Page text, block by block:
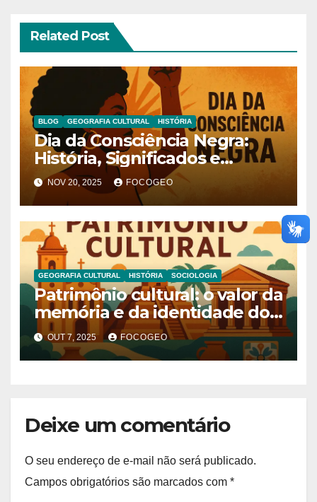
Related Post
BLOG GEOGRAFIA CULTURAL HISTÓRIA
Dia da Consciência Negra:
História, Significados e
Debates Atuais
NOV 20, 2025 FOCOGEO
GEOGRAFIA CULTURAL HISTÓRIA SOCIOLOGIA
Patrimônio cultural: o valor da
memória e da identidade dos
povos
OUT 7, 2025 FOCOGEO
Deixe um comentário
O seu endereço de e-mail não será publicado.
Campos obrigatórios são marcados com *